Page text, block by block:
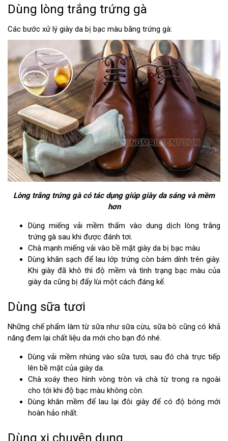
Dùng lòng trắng trứng gà
Các bước xử lý giày da bị bạc màu bằng trứng gà:
Lòng trắng trứng gà có tác dụng giúp giày da sáng và mềm
hơn
Dùng miếng vải mềm thấm vào dung dịch lòng trắng
trứng gà sau khi được đánh tơi.
Chà mạnh miếng vải vào bề mặt giày da bị bạc màu
Dùng khăn sạch để lau lớp trứng còn bám dính trên giày.
Khi giày đã khô thì độ mềm và tình trạng bạc màu của
giày da cũng bị đẩy lùi một cách đáng kể.
Dùng sữa tươi
Những chế phẩm làm từ sữa như sữa cừu, sữa bò cũng có khả
năng đem lại chất liệu da mới cho bạn đó nhé.
Dùng vải mềm nhúng vào sữa tươi, sau đó chà trực tiếp
lên bề mặt của giày da.
Chà xoáy theo hình vòng tròn và chà từ trong ra ngoài
cho tới khi độ bạc màu không còn.
Dùng khăn mềm để lau lại đôi giày để có độ bóng mới
hoàn hảo nhất.
Dùng xi chuyên dụng